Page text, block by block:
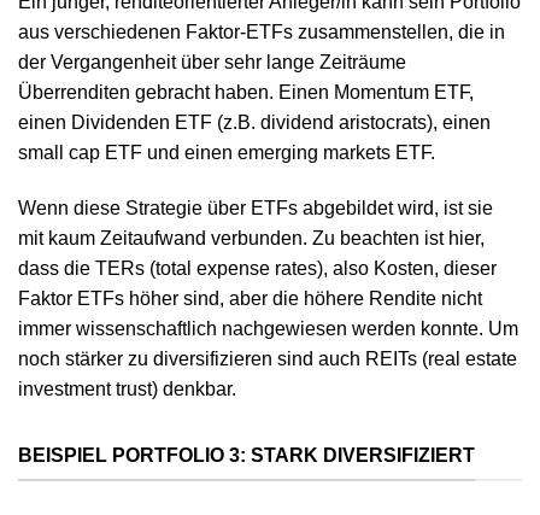
aus verschiedenen Faktor-ETFs zusammenstellen, die in
der Vergangenheit über sehr lange Zeiträume
Überrenditen gebracht haben. Einen Momentum ETF,
einen Dividenden ETF (z.B. dividend aristocrats), einen
small cap ETF und einen emerging markets ETF.
Wenn diese Strategie über ETFs abgebildet wird, ist sie
mit kaum Zeitaufwand verbunden. Zu beachten ist hier,
dass die TERs (total expense rates), also Kosten, dieser
Faktor ETFs höher sind, aber die höhere Rendite nicht
immer wissenschaftlich nachgewiesen werden konnte. Um
noch stärker zu diversifizieren sind auch REITs (real estate
investment trust) denkbar.
BEISPIEL PORTFOLIO 3: STARK DIVERSIFIZIERT